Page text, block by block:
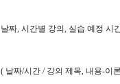
날짜, 시간별 강의, 실습 예정 시
( 날짜/시간 / 강의 제목, 내용-이